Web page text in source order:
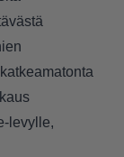
levylle,